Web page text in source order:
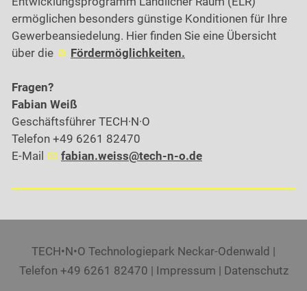
ermöglichen besonders günstige Konditionen für Ihre
Gewerbeansiedelung. Hier finden Sie eine Übersicht
über die
Fördermöglichkeiten.
Fragen?
Fabian Weiß
Geschäftsführer TECH·N·O
Telefon +49 6261 82470
E-Mail
f b n w ss t ch-n- d
TECH•N•O Technologiepark Neckar-Odenwald |
Telefon +49 6261 82470 | Impressum | Datenschutz